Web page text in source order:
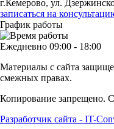
г.Кемерово, ул.
записаться на
График работы
Ежедневно 09:00 - 18:00
Материалы с сайта
смежных правах.
Копирование запрещено.
Разработчик сайта - IT-